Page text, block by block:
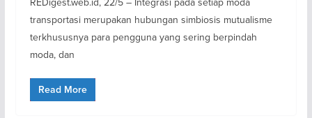
transportasi merupakan hubungan simbiosis mutualisme
terkhususnya para pengguna yang sering berpindah
moda, dan
Read More